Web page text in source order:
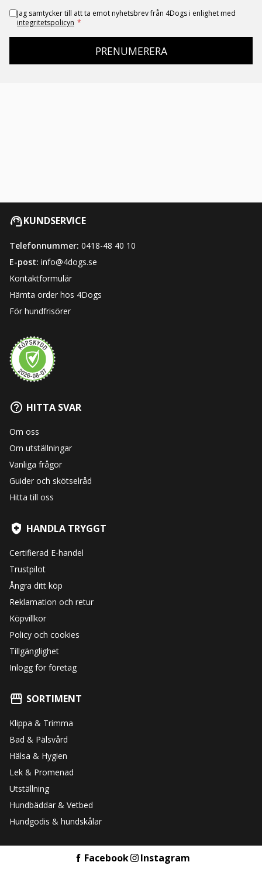
Jag samtycker till att ta emot nyhetsbrev från 4Dogs i enlighet med
integritetspolicyn *
PRENUMERERA
KUNDSERVICE
Telefonnummer: 0418-48 40 10
E-post: info@4dogs.se
Kontaktformulär
Hämta order hos 4Dogs
För hundfrisörer
HITTA SVAR
Om oss
Om utställningar
Vanliga frågor
Guider och skötselråd
Hitta till oss
HANDLA TRYGGT
Certifierad E-handel
Trustpilot
Ångra ditt köp
Reklamation och retur
Köpvillkor
Policy och cookies
Tillgänglighet
Inlogg för företag
SORTIMENT
Klippa & Trimma
Bad & Pälsvård
Hälsa & Hygien
Lek & Promenad
Utställning
Hundbäddar & Vetbed
Hundgodis & hundskålar
Facebook Instagram